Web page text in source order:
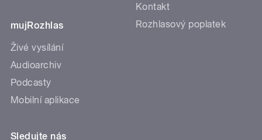
mujRozhlas
Živé vysílání
Audioarchiv
Podcasty
Mobilní aplikace
Kontakt
Rozhlasový poplatek
Sledujte nás